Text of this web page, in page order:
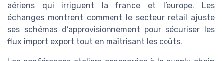
aériens qui irriguent la france et l’europe. Les
échanges montrent comment le secteur retail ajuste
ses schémas d’approvisionnement pour sécuriser les
flux import export tout en maîtrisant les coûts.